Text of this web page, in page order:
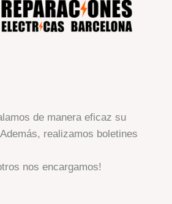
de manera eficaz su
realizamos boletines
nos encargamos!